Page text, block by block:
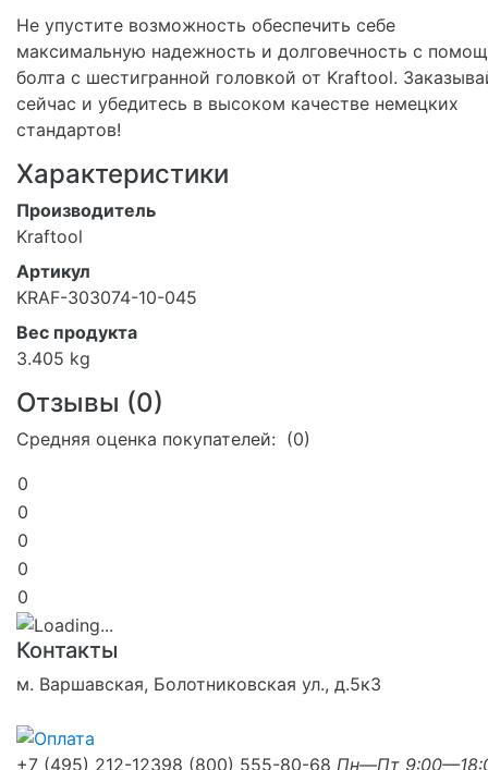
Не упустите возможность обеспечить себе
максимальную надежность и долговечность с
болта с шестигранной головкой от Kraftool.
сейчас и убедитесь в высоком качестве немецких
стандартов!
Характеристики
Производитель
Kraftool
Артикул
KRAF-303074-10-045
Вес продукта
3.405 kg
Отзывы (0)
Средняя оценка покупателей: (0)
0
0
0
0
0
Контакты
м. Варшавская, Болотниковская ул., д.5к3
+7 (495) 212-12398 (800) 555-80-68 Пн—Пт